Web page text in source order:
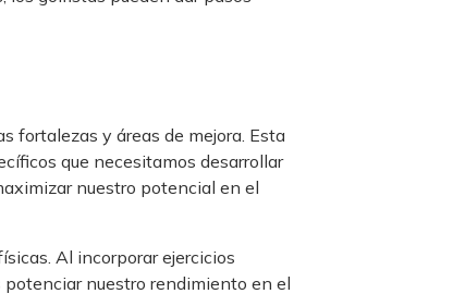
fortalezas y áreas de mejora. Esta
que necesitamos desarrollar
nuestro potencial en el
Al incorporar ejercicios
nuestro rendimiento en el